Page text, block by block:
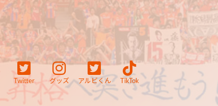
Twitter グッズ アルビくん TikTok